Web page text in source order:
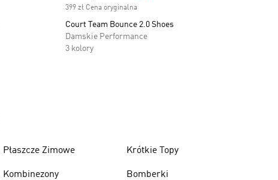
399 zł Cena oryginalna
Court Team Bounce 2.0 Shoes
Damskie Performance
3 kolory
Płaszcze Zimowe
Kombinezony
Krótkie Topy
Bomberki